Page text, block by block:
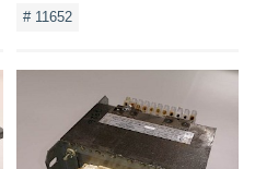
# 11652